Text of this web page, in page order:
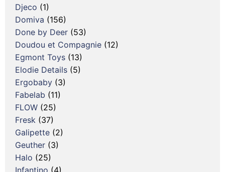
Djeco (1)
Domiva (156)
Done by Deer (53)
Doudou et Compagnie (12)
Egmont Toys (13)
Elodie Details (5)
Ergobaby (3)
Fabelab (11)
FLOW (25)
Fresk (37)
Galipette (2)
Geuther (3)
Halo (25)
Infantino (4)